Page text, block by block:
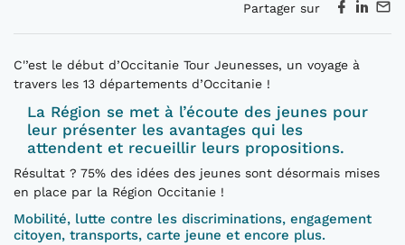
Partager sur
C'’est le début d’Occitanie Tour Jeunesses, un voyage à
travers les 13 départements d’Occitanie !
La Région se met à l’écoute des jeunes pour
leur présenter les avantages qui les
attendent et recueillir leurs propositions.
Résultat ? 75% des idées des jeunes sont désormais mises
en place par la Région Occitanie !
Mobilité, lutte contre les discriminations, engagement
citoyen, transports, carte jeune et encore plus.